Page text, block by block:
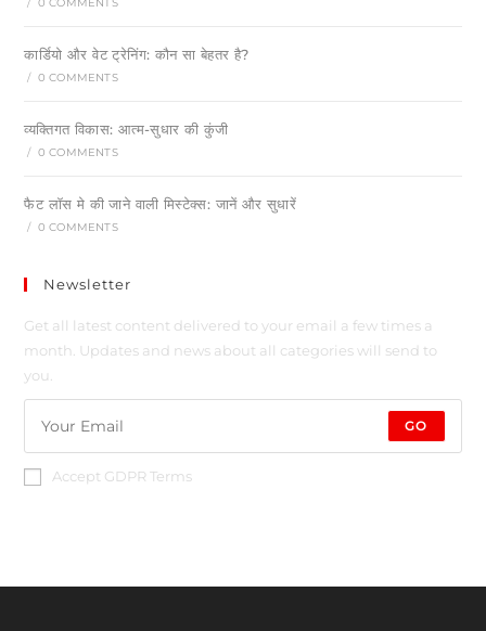
/ 0 COMMENTS
कार्डियो और वेट ट्रेनिंग: कौन सा बेहतर है?
/ 0 COMMENTS
व्यक्तिगत विकास: आत्म-सुधार की कुंजी
/ 0 COMMENTS
फैट लॉस मे की जाने वाली मिस्टेक्स: जानें और सुधारें
/ 0 COMMENTS
Newsletter
Get all latest content delivered to your email a few times a
month. Updates and news about all categories will send to
you.
GO
Accept GDPR Terms